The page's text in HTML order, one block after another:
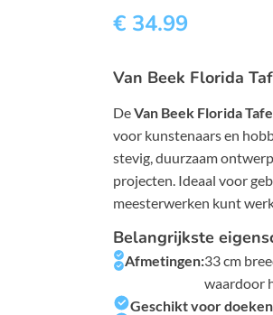
€ 34.99
Van Beek Florida
DeVan Beek Florida
voor kunstenaars en
stevig, duurzaam
projecten. Ideaal voor
meesterwerken kunt
Belangrijkste
Afmetingen:33 cm
waardoor
Geschikt voor